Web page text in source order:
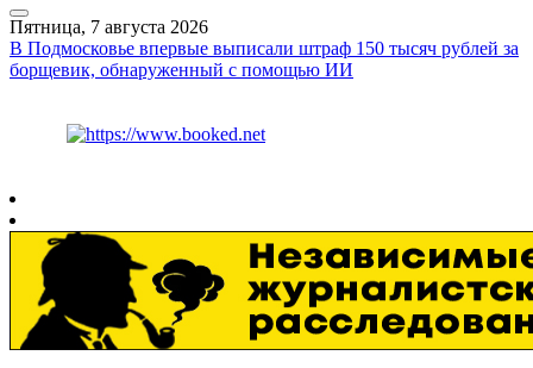
Пятница, 7 августа 2026
В Подмосковье впервые выписали штраф 150 тысяч рублей за
борщевик, обнаруженный с помощью ИИ